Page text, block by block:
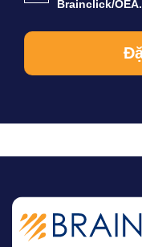
Brainclick/OEA.